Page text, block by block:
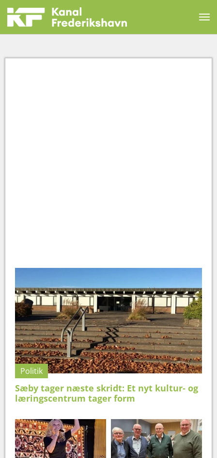
Politik
Sæby tager næste skridt: Et nyt kultur- og
læringscentrum tager form